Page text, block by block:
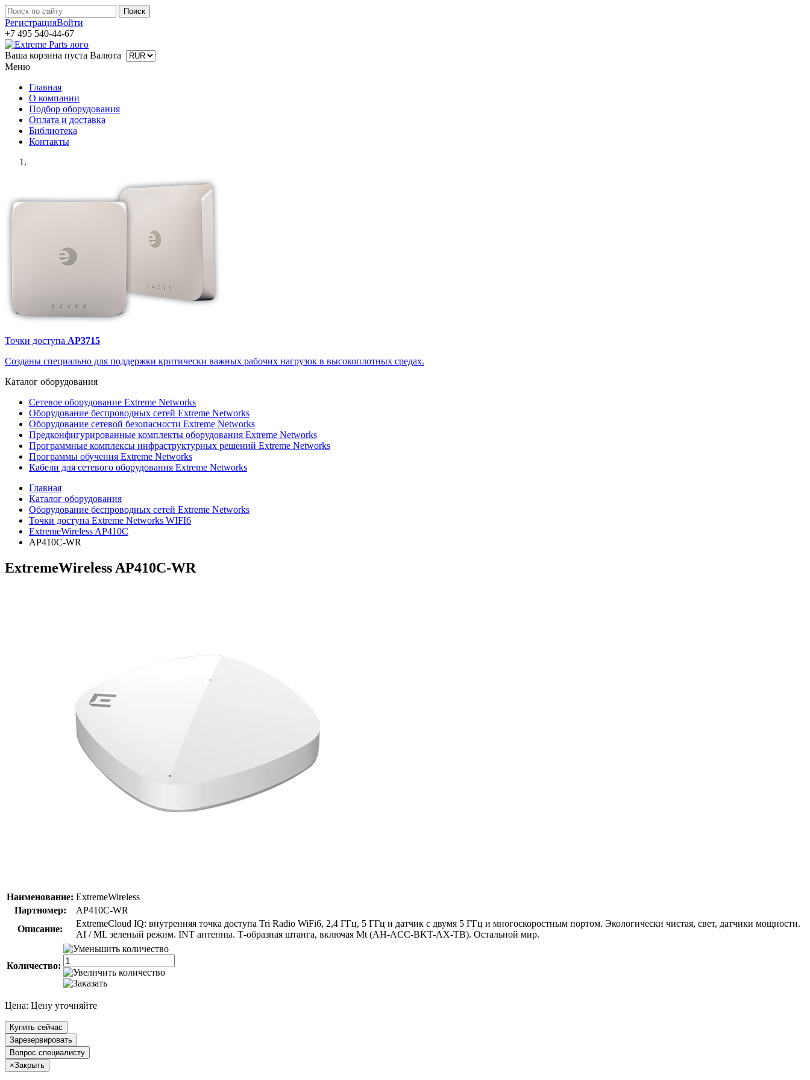
РегистрацияВойти
+7 495 540-44-67
Ваша корзина пуста Валюта
Меню
Главная
О компании
Подбор оборудования
Оплата и доставка
Библиотека
Контакты
Точки доступа AP3715
Созданы специально для поддержки критически важных рабочих нагрузок в высокоплотных средах.
Каталог оборудования
Сетевое оборудование Extreme Networks
Оборудование беспроводных сетей Extreme Networks
Оборудование сетевой безопасности Extreme Networks
Предконфигурированные комплекты оборудования Extreme Networks
Программные комплексы инфраструктурных решений Extreme Networks
Программы обучения Extreme Networks
Кабели для сетевого оборудования Extreme Networks
Главная
Каталог оборудования
Оборудование беспроводных сетей Extreme Networks
Точки доступа Extreme Networks WIFI6
ExtremeWireless AP410C
AP410C-WR
ExtremeWireless AP410C-WR
Наименование: ExtremeWireless
Партномер:
AP410C-WR
Описание:
ExtremeCloud IQ: внутренняя точка доступа Tri Radio WiFi6, 2,4 ГГц, 5 ГГц и датчик с двумя 5 ГГц и многоскоростным портом. Экологически чистая, свет, датчики мощности.
AI / ML зеленый режим. INT антенны. Т-образная штанга, включая Mt (AH-ACC-BKT-AX-TB). Остальной мир.
Количество:
Цена: Цену уточняйте
Купить сейчас
Зарезервировать
Вопрос специалисту
×Закрыть